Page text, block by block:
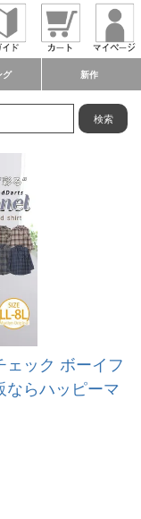
グ 新作
検索
ェック ボーイフ
ならハッピーマ